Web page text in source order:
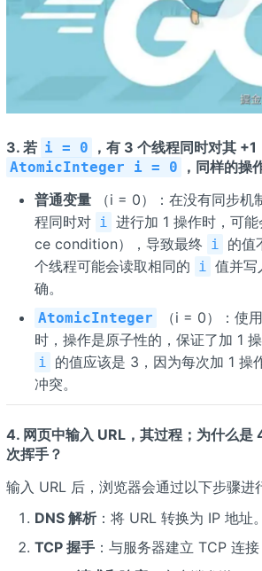
3. 若 i = 0 ，有 3 个线程同时对其 +1
AtomicInteger i = 0 ，同样的操
普通变量（i = 0）：在没有同步机
程同时对 i 进行加 1 操作时，可
ce condition），导致最终 i 的值
个线程可能会读取相同的 i 值并写
确。
AtomicInteger （i = 0）：使用
时，操作是原子性的，保证了加 1
i 的值应该是 3，因为每次加 1 操
冲突。
4. 网页中输入 URL，其过程；为什么是
次挥手？
输入 URL 后，浏览器会通过以下步骤进
DNS 解析：将 URL 转换为 IP 地址。
TCP 握手：与服务器建立 TCP 连接